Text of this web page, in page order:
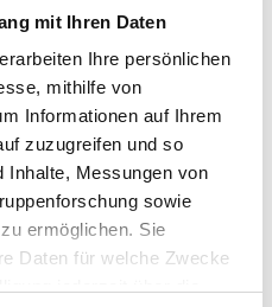
mit Ihren Daten
Ihre persönlichen
mithilfe von
Informationen auf Ihrem
zuzugreifen und so
Inhalte, Messungen von
sowie
ermöglichen. Sie
Daten für welche Zwecke(74)
(1316)